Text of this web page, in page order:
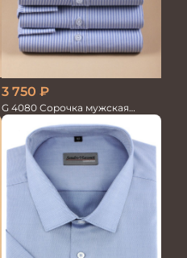
3 750 ₽
G 4080 Сорочка мужская
голубой